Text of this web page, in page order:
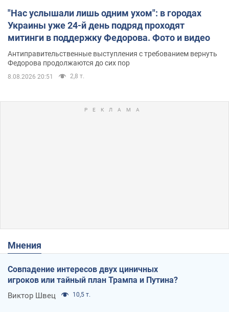
"Нас услышали лишь одним ухом": в городах
Украины уже 24-й день подряд проходят
митинги в поддержку Федорова. Фото и видео
Антиправительственные выступления с требованием вернуть
Федорова продолжаются до сих пор
8.08.2026 20:51 2,8 т.
Мнения
Совпадение интересов двух циничных
игроков или тайный план Трампа и Путина?
Виктор Швец 10,5 т.